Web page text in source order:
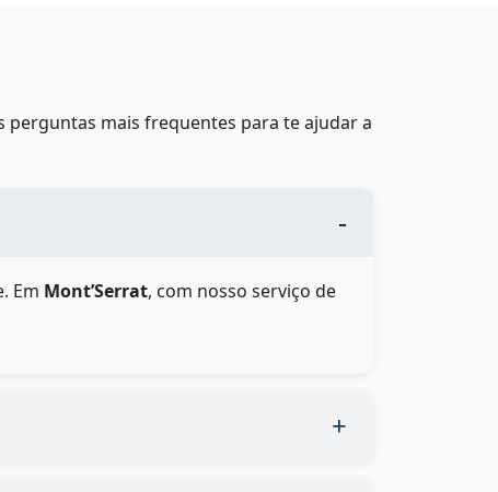
perguntas mais frequentes para te ajudar a
Em Mont’Serrat, com nosso serviço de